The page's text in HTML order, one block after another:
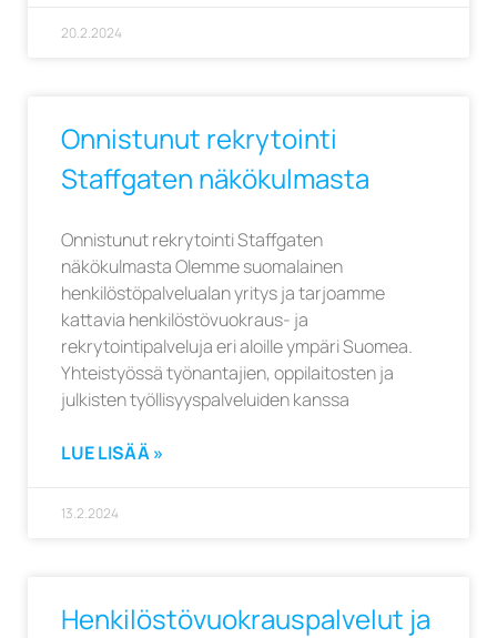
20.2.2024
Onnistunut rekrytointi
Staffgaten näkökulmasta
Onnistunut rekrytointi Staffgaten
näkökulmasta Olemme suomalainen
henkilöstöpalvelualan yritys ja tarjoamme
kattavia henkilöstövuokraus- ja
rekrytointipalveluja eri aloille ympäri Suomea.
Yhteistyössä työnantajien, oppilaitosten ja
julkisten työllisyyspalveluiden kanssa
LUE LISÄÄ »
13.2.2024
Henkilöstövuokrauspalvelut ja